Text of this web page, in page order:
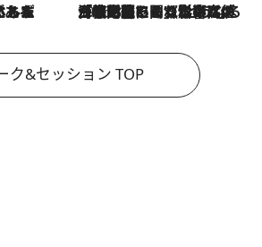
2026.8.3
「住宅建てられない…」「サーチャージ料の高値が続いている」ホルムズ海峡封鎖による影響はいつまで続く？《エネルギー専門家に聞く“どうなる日本の暮らし”》
ク&セッション TOP